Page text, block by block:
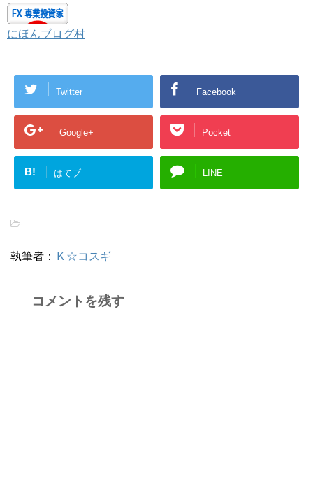
にほんブログ村
Twitter Facebook
Google+ Pocket
B! はてブ LINE
-
執筆者： Ｋ☆コスギ
コメントを残す